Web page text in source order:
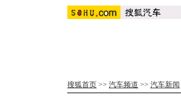
搜狐首页 >> 汽车频道 >> 汽车新闻